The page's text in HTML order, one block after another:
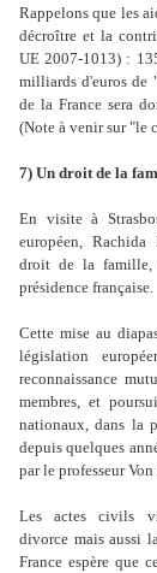
Rappelons que les
décroître et la
UE 2007-1013) :
milliards d'euros de
de la France sera
(Note à venir sur "le
7) Un droit de la
En visite à
européen,
droit de la famille,
présidence française.
Cette mise au
législation
reconnaissance
membres, et
nationaux, dans la
depuis quelques
par le professeur Von
Les actes civils
divorce mais aussi
France espère que